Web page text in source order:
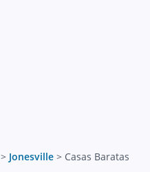
> Jonesville > Casas Baratas